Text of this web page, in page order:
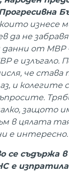
изнесе
да не
данни от МВР
е излъгало.
че става
и колегите
защото
в цялата
е
се съдържа
е